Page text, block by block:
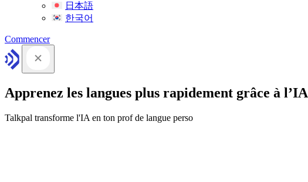
日本語
한국어
Commencer
Apprenez les langues plus rapidement grâce à l’IA
Talkpal transforme l'IA en ton prof de langue perso